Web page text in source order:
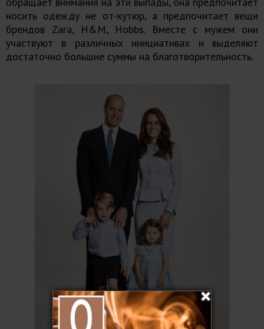
носить одежду не от-кутюр, а предпочитает вещи
брендов Zara, H&M, Hobbs. Вместе с мужем они
участвуют в различных инициативах и выделяют
достаточно большие суммы на благотворительность.